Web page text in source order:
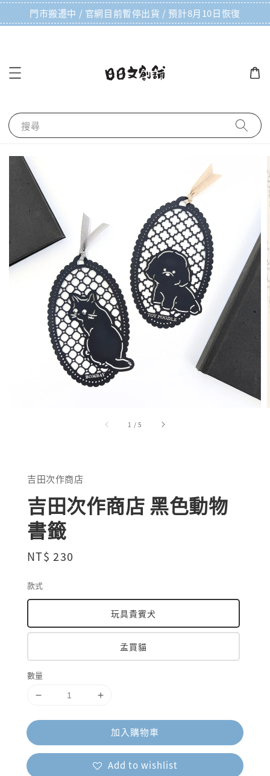
門市搬遷中 / 官網目前暫停出貨 / 預計8月10日恢復
搜尋
1 /5
吉田次作商店
吉田次作商店 黑色動物
書籤
Regular
NT$ 230
款式
玩具貴賓犬
孟買貓
數量
加入購物車
Add to wishlist